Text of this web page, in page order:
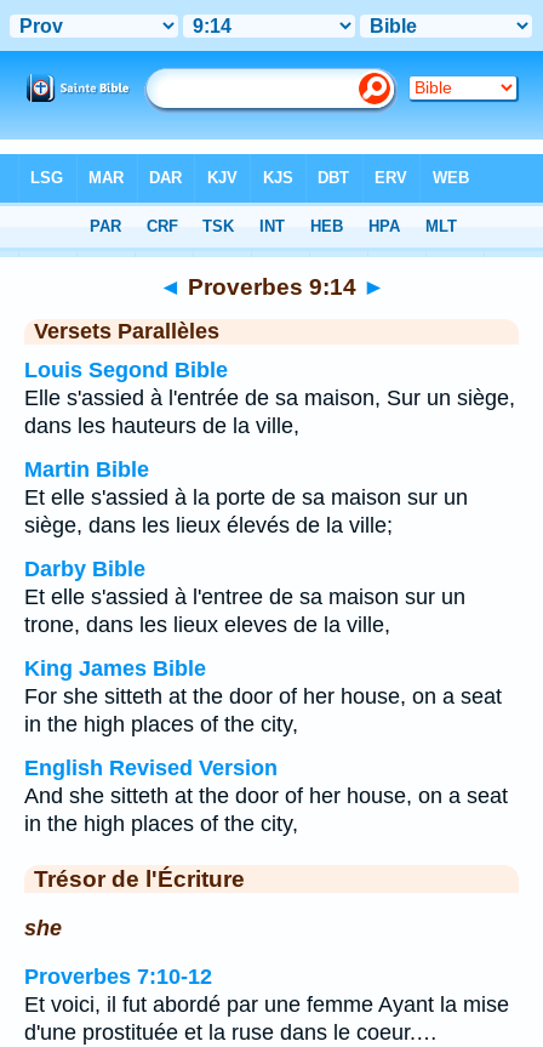
Chapitre 9> Verset 14
◄ Proverbes 9:14 ►
Versets Parallèles
Louis Segond Bible
Elle s'assied à l'entrée de sa maison, Sur un siège,
dans les hauteurs de la ville,
Martin Bible
Et elle s'assied à la porte de sa maison sur un
siège, dans les lieux élevés de la ville;
Darby Bible
Et elle s'assied à l'entree de sa maison sur un
trone, dans les lieux eleves de la ville,
King James Bible
For she sitteth at the door of her house, on a seat
in the high places of the city,
English Revised Version
And she sitteth at the door of her house, on a seat
in the high places of the city,
Trésor de l'Écriture
she
Proverbes 7:10-12
Et voici, il fut abordé par une femme Ayant la mise
d'une prostituée et la ruse dans le coeur.…